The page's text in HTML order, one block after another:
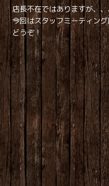
店長不在ではありますが、
今回はスタッフミーティン
どうぞ！